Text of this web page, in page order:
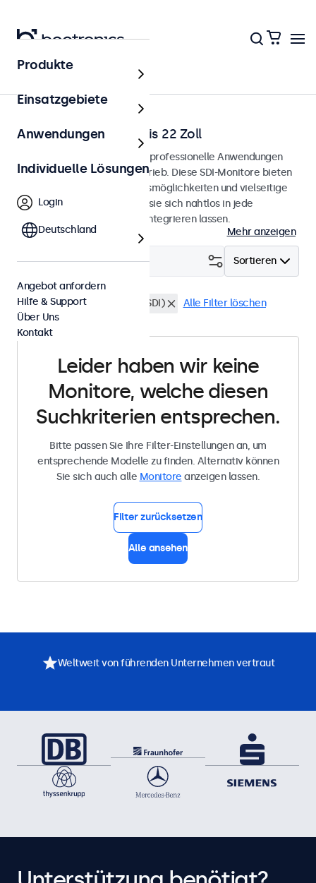
Startseite
SDI-Monitore von 12 bis 22 Zoll
SDI-Monitore, entwickelt für professionelle Anwendungen
und den kontinuierlichen Betrieb. Diese SDI-Monitore bieten
umfangreiche Konfigurationsmöglichkeiten und vielseitige
Montageoptionen, wodurch sie sich nahtlos in jede
Anwendung und Umgebung integrieren lassen.
Mehr anzeigen
Sortieren
Filtern (0)
Wasserdicht (IP65) BNC (SDI) Alle Filter löschen
Leider haben wir keine
Monitore, welche diesen
Suchkriterien entsprechen.
Bitte passen Sie Ihre Filter-Einstellungen an, um
entsprechende Modelle zu finden. Alternativ können
Sie sich auch alle Monitore anzeigen lassen.
Filter zurücksetzen
Alle ansehen
Produkte
Einsatzgebiete
Anwendungen
Individuelle Lösungen
Login
Deutschland
Angebot anfordern
Hilfe & Support
Über Uns
Kontakt
Weltweit von führenden Unternehmen vertraut